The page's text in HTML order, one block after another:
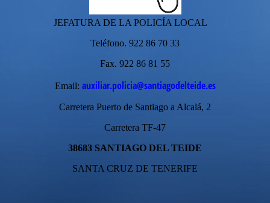
JEFATURA DE LA POLICÍA LOCAL
Teléfono. 922 86 70 33
Fax. 922 86 81 55
Email: auxiliar.policia@santiagodelteide.es
Carretera Puerto de Santiago a Alcalá, 2
Carretera TF-47
38683 SANTIAGO DEL TEIDE
SANTA CRUZ DE TENERIFE